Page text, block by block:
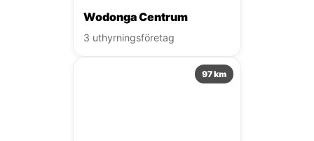
Wodonga Centrum
3 uthyrningsföretag
97 km